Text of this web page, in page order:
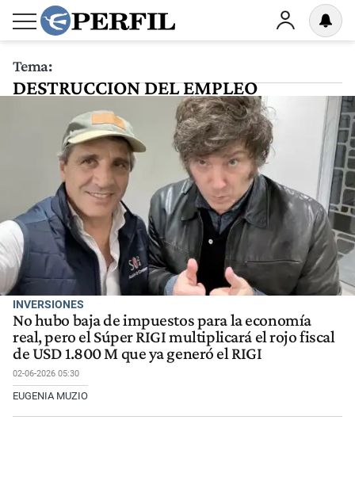
Tema:
DESTRUCCION DEL EMPLEO
INVERSIONES
No hubo baja de impuestos para la economía
real, pero el Súper RIGI multiplicará el rojo fiscal
de USD 1.800 M que ya generó el RIGI
02-06-2026 05:30
EUGENIA MUZIO